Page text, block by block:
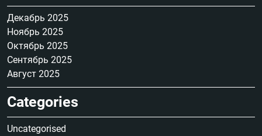
Декабрь 2025
Ноябрь 2025
Октябрь 2025
Сентябрь 2025
Август 2025
Categories
Uncategorised